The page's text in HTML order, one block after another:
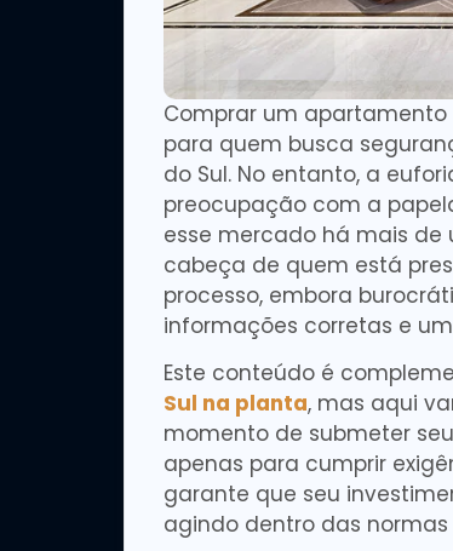
Comprar um
para quem busca
do Sul. No entanto, a
preocupação com a
esse mercado há mais
cabeça de quem está
processo, embora
informações corretas e
Este conteúdo é
Sul na planta, mas aqui
momento de submeter
apenas para cumprir
garante que seu
agindo dentro das